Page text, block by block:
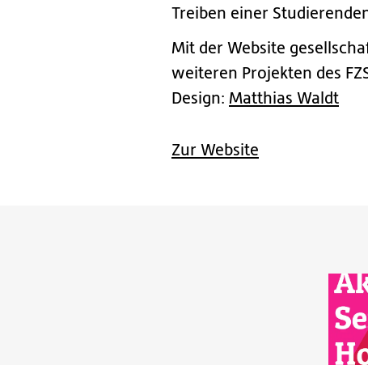
Treiben einer
Mit der Website
weiteren Projekten des
Design: Matthias Waldt
Zur Website